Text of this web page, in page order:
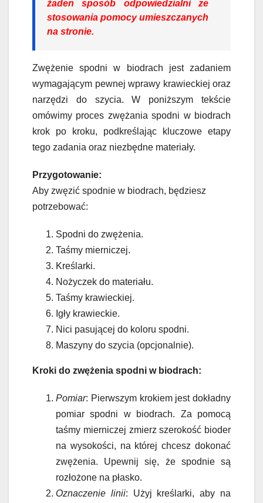
żaden sposób odpowiedzialni ze
stosowania pomocy umieszczanych
na stronie.
Zwężenie spodni w biodrach jest zadaniem
wymagającym pewnej wprawy krawieckiej oraz
narzędzi do szycia. W poniższym tekście
omówimy proces zwężania spodni w biodrach
krok po kroku, podkreślając kluczowe etapy
tego zadania oraz niezbędne materiały.
Przygotowanie:
Aby zwęzić spodnie w biodrach, będziesz
potrzebować:
Spodni do zwężenia.
Taśmy mierniczej.
Kreślarki.
Nożyczek do materiału.
Taśmy krawieckiej.
Igły krawieckie.
Nici pasującej do koloru spodni.
Maszyny do szycia (opcjonalnie).
Kroki do zwężenia spodni w biodrach:
Pomiar: Pierwszym krokiem jest dokładny
pomiar spodni w biodrach. Za pomocą
taśmy mierniczej zmierz szerokość bioder
na wysokości, na której chcesz dokonać
zwężenia. Upewnij się, że spodnie są
rozłożone na płasko.
Oznaczenie linii: Użyj kreślarki, aby na